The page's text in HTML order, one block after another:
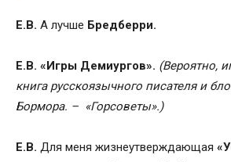
Е.В. А лучше Бредберри.
Е.В. «Игры Демиургов». (Вероятно,
книга русскоязычного писателя и
Бормора. – «Горсоветы».)
Е.В. Для меня жизнеутверждающая